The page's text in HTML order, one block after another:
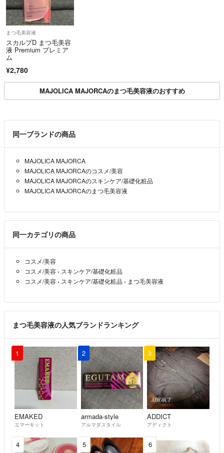
まつ毛美容液
スカルプD まつ毛美容
液 Premium プレミア
ム
¥2,780
MAJOLICA MAJORCAのまつ毛美容液のおすすめ
同一ブランドの商品
MAJOLICA MAJORCA
MAJOLICA MAJORCAのコスメ/美容
MAJOLICA MAJORCAのスキンケア/基礎化粧品
MAJOLICA MAJORCAのまつ毛美容液
同一カテゴリの商品
コスメ/美容
コスメ/美容 › スキンケア/基礎化粧品
コスメ/美容 › スキンケア/基礎化粧品 › まつ毛美容液
まつ毛美容液の人気ブランドランキング
1
EMAKED
エマーキット
2
armada-style
アルマダスタイル
3
ADDICT
アディクト
4 5 6